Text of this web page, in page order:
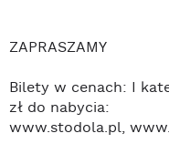
ZAPRASZAMY
Bilety w cenach: I
zł do nabycia:
www.stodola.pl,